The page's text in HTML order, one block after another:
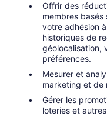
Offrir des
membres basés
votre adhésion
historiques de
géolocalisation,
préférences.
Mesurer et
marketing et de
Gérer les
loteries et